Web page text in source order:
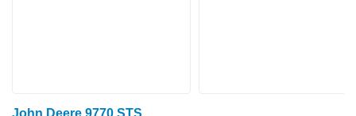
John Deere 9770 STS